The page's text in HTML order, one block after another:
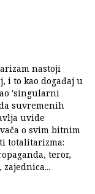
nastoji
i to kao događaj u
'singularni
suvremenih
uvide
o svim bitnim
totalitarizma:
teror,